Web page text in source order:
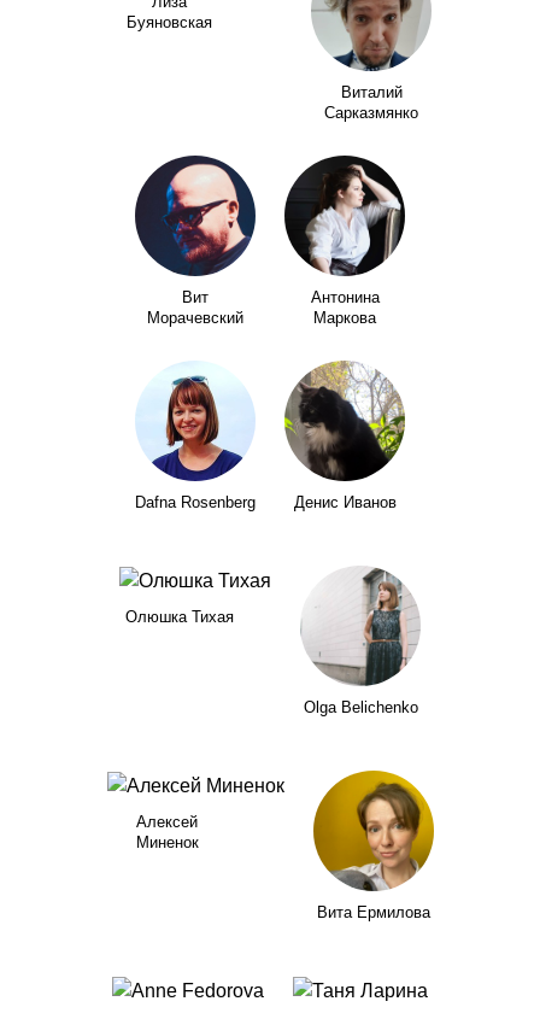
Буяновская
Виталий
Сарказмянко
Вит
Морачевский
Антонина
Маркова
Dafna Rosenberg Денис Иванов
Олюшка Тихая
Olga Belichenko
Алексей
Минeнок
Вита Ермилова